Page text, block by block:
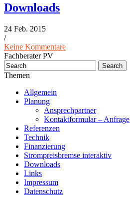
Downloads
24 Feb. 2015
/
Keine Kommentare
Fachberater PV
Themen
Allgemein
Planung
Ansprechpartner
Kontaktformular – Anfrage
Referenzen
Technik
Finanzierung
Strompreisbremse interaktiv
Downloads
Links
Impressum
Datenschutz